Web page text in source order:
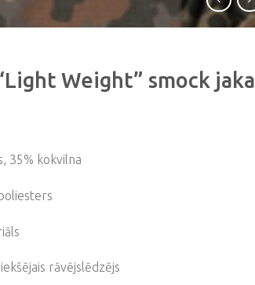
Weight” smock jaka
35% kokvilna
rāvējslēdzējs